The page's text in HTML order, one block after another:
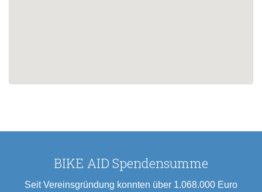
BIKE AID Spendensumme
Seit Vereinsgründung konnten über 1.068.000 Euro